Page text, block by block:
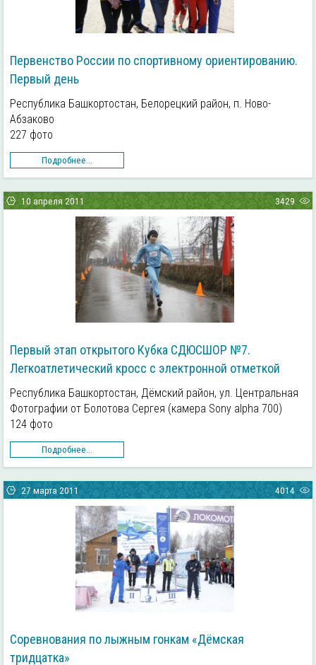
Первенство России по спортивному ориентированию.
Первый день
Республика Башкортостан, Белорецкий район, п. Ново-
Абзаково
227 фото
Подробнее...
10 апреля 2011 3429
Первый этап открытого Кубка СДЮСШОР №7.
Легкоатлетический кросс с электронной отметкой
Республика Башкортостан, Дёмский район, ул. Центральная
Фотографии от Болотова Сергея (камера Sony alpha 700)
124 фото
Подробнее...
27 марта 2011 4014
Соревнования по лыжным гонкам «Дёмская
тридцатка»